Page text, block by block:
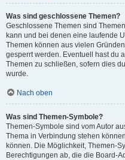
Was sind geschlossene Themen?
Geschlossene Themen sind
kann und bei denen eine laufende
Themen können aus vielen
gesperrt werden. Eventuell hast du
Themen zu schließen, sofern dies
wurde.
Nach oben
Was sind Themen-Symbole?
Themen-Symbole sind vom Autor
Thema in Verbindung stehen
können. Die Möglichkeit, Themen-
Berechtigungen ab, die die Board-